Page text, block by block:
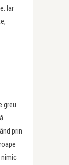
Iar
greu
prin
nimic